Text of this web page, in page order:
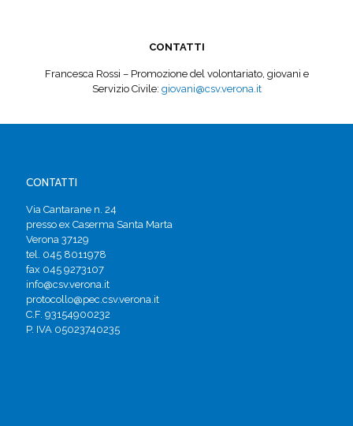
CONTATTI
Francesca Rossi – Promozione del volontariato, giovani e
Servizio Civile: giovani@csv.verona.it
CONTATTI
Via Cantarane n. 24
presso ex Caserma Santa Marta
Verona 37129
tel. 045 8011978
fax 045 9273107
info@csv.verona.it
protocollo@pec.csv.verona.it
C.F. 93154900232
P. IVA 05023740235